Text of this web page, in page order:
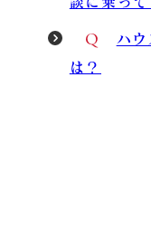
談に乗っ
Q
ハウ
は？